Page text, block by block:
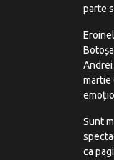
parte
Andrei
martie
Sunt
ca